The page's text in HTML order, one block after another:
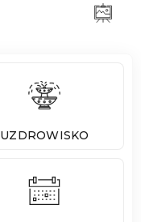
UZDROWISKO